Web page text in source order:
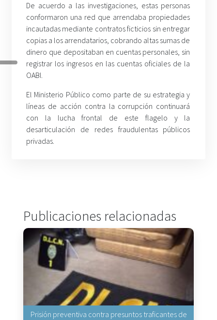
De acuerdo a las investigaciones, estas personas
conformaron una red que arrendaba propiedades
incautadas mediante contratos ficticios sin entregar
copias a los arrendatarios, cobrando altas sumas de
dinero que depositaban en cuentas personales, sin
registrar los ingresos en las cuentas oficiales de la
OABI.
El Ministerio Público como parte de su estrategia y
líneas de acción contra la corrupción continuará
con la lucha frontal de este flagelo y la
desarticulación de redes fraudulentas públicos
privadas.
Publicaciones relacionadas
Prisión preventiva contra presuntos traficantes de